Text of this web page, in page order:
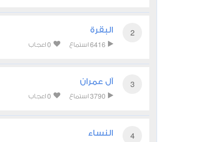
2 البقرة
6416 استماع 0 اعجاب
3 آل عمران
3790 استماع 0 اعجاب
4 النساء